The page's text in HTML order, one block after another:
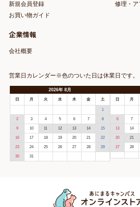
新規会員登録
お買い物ガイド
修理・ア
企業情報
会社概要
営業日カレンダー※色のついた日は休業日です。
2026年 8月
日 月 火 水 木 金 土
1
2 3 4 5 6 7 8
9 10 11 12 13 14 15
16 17 18 19 20 21 22
23 24 25 26 27 28 29
30 31
日 月
6 7
13 14
20 21
27 28